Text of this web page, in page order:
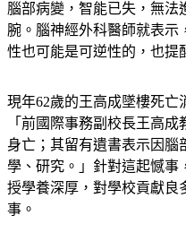
腦部病變，智能已失，無法
腕。腦神經外科醫師就表示
性也可能是可逆性的，也提
現年62歲的王高成墜樓死亡
「前國際事務副校長王高
身亡；其留有遺書表示因腦
學、研究。」針對這起憾事
授學養深厚，對學校貢獻良
事。